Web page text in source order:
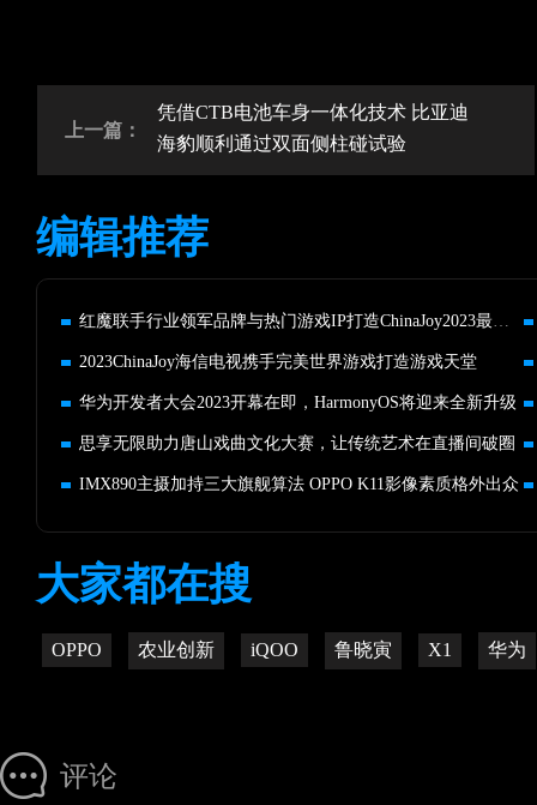
上一篇：
凭借CTB电池车身一体化技术 比亚迪
海豹顺利通过双面侧柱碰试验
编辑推荐
红魔联手行业领军品牌与热门游戏IP打造ChinaJoy2023最秀展台！
2023ChinaJoy海信电视携手完美世界游戏打造游戏天堂
华为开发者大会2023开幕在即，HarmonyOS将迎来全新升级
思享无限助力唐山戏曲文化大赛，让传统艺术在直播间破圈
IMX890主摄加持三大旗舰算法 OPPO K11影像素质格外出众
大家都在搜
OPPO 农业创新 iQOO 鲁晓寅 X1 华为
评论